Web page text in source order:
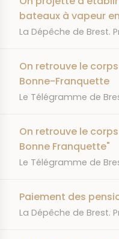
bateaux à vapeur
JOURNAL
La Dépêche de Brest.
On retrouve le
Bonne-Franquette
JOURNAL
Le Télégramme de
On retrouve le
Bonne Franquette"
JOURNAL
Le Télégramme de
Paiement des
JOURNAL
La Dépêche de Brest.